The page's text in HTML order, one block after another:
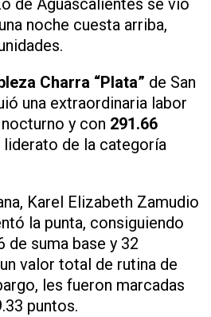
de Aguascalientes se vio
noche cuesta arriba,
Charra “Plata” de San
una extraordinaria labor
y con 291.66
liderato de la categoría
Karel Elizabeth Zamudio
la punta, consiguiendo
de suma base y 32
valor total de rutina de
les fueron marcadas
puntos.